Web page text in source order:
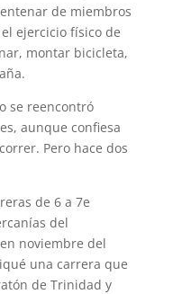
de miembros
ejercicio físico de
montar bicicleta,
se reencontró
aunque confiesa
Pero hace dos
de 6 a 7e
del
noviembre del
una carrera que
de Trinidad y